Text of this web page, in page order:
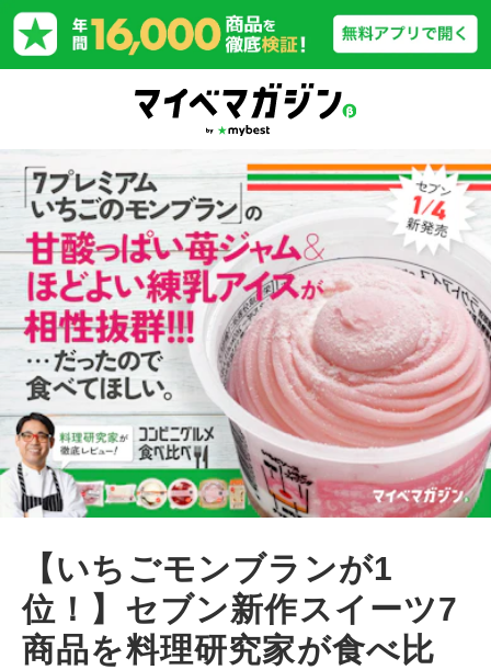
【いちごモンブランが1
位！】セブン新作スイーツ7
商品を料理研究家が食べ比